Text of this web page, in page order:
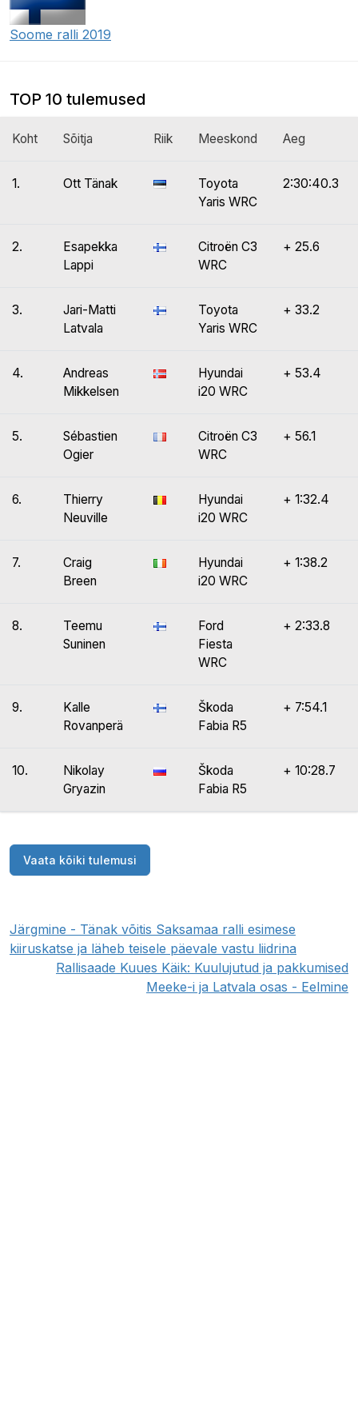
Soome ralli 2019
TOP 10 tulemused
Koht Sõitja Riik Meeskond Aeg
1. Ott Tänak
Toyota
Yaris WRC
2:30:40.3
2.
Esapekka
Lappi
Citroën C3
WRC
+ 25.6
3.
Jari-Matti
Latvala
Toyota
Yaris WRC
+ 33.2
4.
Andreas
Mikkelsen
Hyundai
i20 WRC
+ 53.4
5.
Sébastien
Ogier
Citroën C3
WRC
+ 56.1
6.
Thierry
Neuville
Hyundai
i20 WRC
+ 1:32.4
7.
Craig
Breen
Hyundai
i20 WRC
+ 1:38.2
8.
Teemu
Suninen
Ford
Fiesta
WRC
+ 2:33.8
9.
Kalle
Rovanperä
Škoda
Fabia R5
+ 7:54.1
10.
Nikolay
Gryazin
Škoda
Fabia R5
+ 10:28.7
Vaata kõiki tulemusi
Järgmine - Tänak võitis Saksamaa ralli esimese
kiiruskatse ja läheb teisele päevale vastu liidrina
Rallisaade Kuues Käik: Kuulujutud ja pakkumised
Meeke-i ja Latvala osas - Eelmine